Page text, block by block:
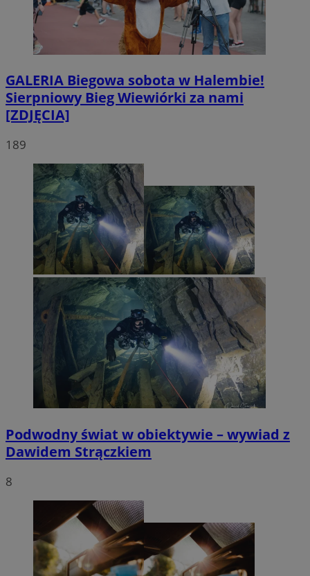
GALERIA Biegowa sobota w Halembie!
Sierpniowy Bieg Wiewiórki za nami
[ZDJĘCIA]
189
Podwodny świat w obiektywie – wywiad z
Dawidem Strączkiem
8